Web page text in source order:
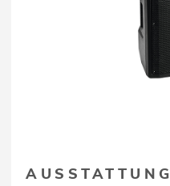
AUSSTATTUNG